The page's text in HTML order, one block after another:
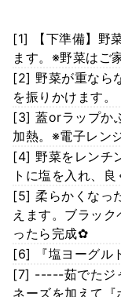
[1] 【下準備】野
ます。※野菜はご
[2] 野菜が重なら
を振りかけます。
[3] 蓋orラップか
加熱。※電子レン
[4] 野菜をレンチ
トに塩を入れ、良
[5] 柔らかくなっ
えます。ブラッ
ったら完成✿
[6] 『塩ヨーグル
[7] -----茹でたジ
ネーズを加えて